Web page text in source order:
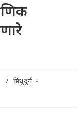
/ सिंधुदुर्ग